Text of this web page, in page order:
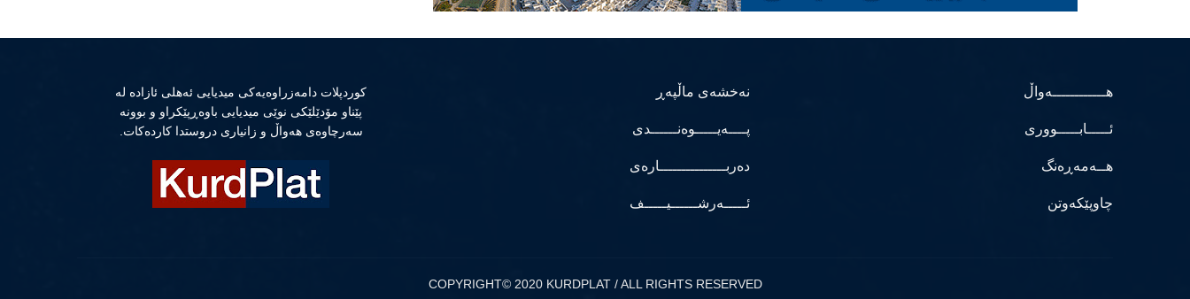
هــــــــــــەواڵ
ئـــــابـــــووری
هــەمەڕەنگ
چاوپێکەوتن
نەخشەی ماڵپەڕ
پــــەیـــــوەنــــــدی
دەربـــــــــــــــارەی
ئـــــەرشــــــیـــــف
كوردپلات دامەزراوەیەكی میدیایی ئەهلی ئازادە لە
پێناو مۆدێلێكی نوێی میدیایی باوەڕپێكراو و بوونە
سەرچاوەی هەواڵ و زانیاری دروستدا كاردەكات.
COPYRIGHT© 2020 KURDPLAT / ALL RIGHTS RESERVED